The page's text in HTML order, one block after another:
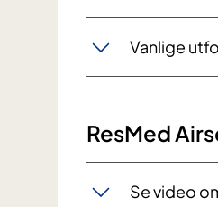
Vanlige
ResMed
Se video